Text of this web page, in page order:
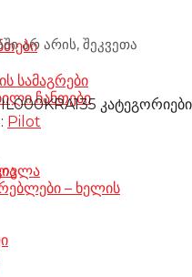
სამაგრები
ჩანთები
– ხელის
არ არის, შეკვეთა
კატეგორიები
Pilot